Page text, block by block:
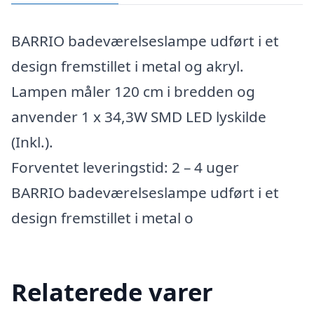
BARRIO badeværelseslampe udført i et
design fremstillet i metal og akryl.
Lampen måler 120 cm i bredden og
anvender 1 x 34,3W SMD LED lyskilde
(Inkl.).
Forventet leveringstid: 2 – 4 uger
BARRIO badeværelseslampe udført i et
design fremstillet i metal o
Relaterede varer